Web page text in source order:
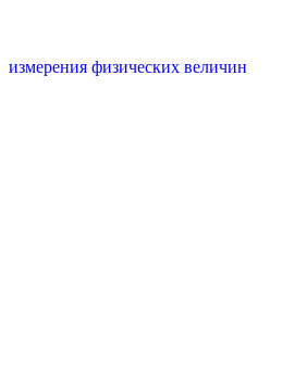
измерения физических величин